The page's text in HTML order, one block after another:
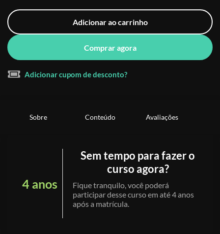
Adicionar ao carrinho
Comprar agora
Adicionar cupom de desconto?
Sobre Conteúdo Avaliações
4 anos
Sem tempo para fazer o
curso agora?
Fique tranquilo, você poderá
participar desse curso em até 4 anos
após a matrícula.